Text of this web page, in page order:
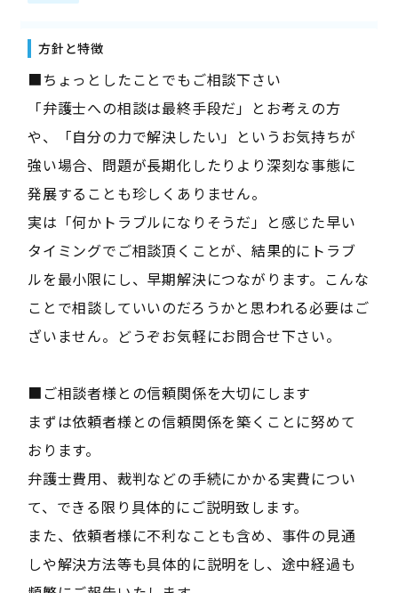
方針と特徴
■ちょっとしたことでもご相談下さい
「弁護士への相談は最終手段だ」とお考えの方
や、「自分の力で解決したい」というお気持ちが
強い場合、問題が長期化したりより深刻な事態に
発展することも珍しくありません。
実は「何かトラブルになりそうだ」と感じた早い
タイミングでご相談頂くことが、結果的にトラブ
ルを最小限にし、早期解決につながります。こんな
ことで相談していいのだろうかと思われる必要はご
ざいません。どうぞお気軽にお問合せ下さい。
■ご相談者様との信頼関係を大切にします
まずは依頼者様との信頼関係を築くことに努めて
おります。
弁護士費用、裁判などの手続にかかる実費につい
て、できる限り具体的にご説明致します。
また、依頼者様に不利なことも含め、事件の見通
しや解決方法等も具体的に説明をし、途中経過も